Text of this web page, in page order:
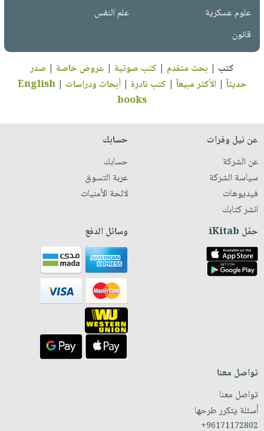
علوم عسكرية
علم النفس
قانون
كتب | بحث متقدم | كتب صوتية | عروض خاصة | صدر
حديثاً |الأكثر مبيعاً | كتب نادرة |أبحاث ودراسات |
English
books
عن نيل وفرات
عن الشركة
سياسة الشركة
فيديوهات
انشر كتابك
حسابك
حسابك
عربة التسوق
لائحة الأمنيات
حمّل iKitab وسائل الدفع
تواصل معنا
تواصل معنا
أسئلة يتكرر طرحها
+96171172802